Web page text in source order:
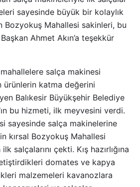
sayesinde büyük bir kolaylık
Bozyokuş Mahallesi sakinleri, bu
Ahmet Akın’a teşekkür
salça makinesi
ürünlerin katma değerini
Balıkesir Büyükşehir Belediye
bu hizmeti, ilk meyvesini verdi.
sayesinde salça makinelerine
kırsal Bozyokuş Mahallesi
salçalarını çekti. Kış hazırlığına
domates ve kapya
malzemeleri kavanozlara